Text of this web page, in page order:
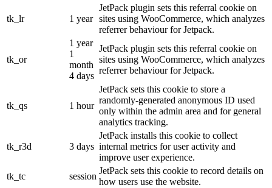
tk_lr 1 year
JetPack plugin sets this referral cookie on
sites using WooCommerce, which analyzes
referrer behaviour for Jetpack.
tk_or
1 year
1
month
4 days
JetPack plugin sets this referral cookie on
sites using WooCommerce, which analyzes
referrer behaviour for Jetpack.
tk_qs 1 hour
JetPack sets this cookie to store a
randomly-generated anonymous ID used
only within the admin area and for general
analytics tracking.
tk_r3d 3 days
JetPack installs this cookie to collect
internal metrics for user activity and
improve user experience.
tk_tc
session
JetPack sets this cookie to record details on
how users use the website.